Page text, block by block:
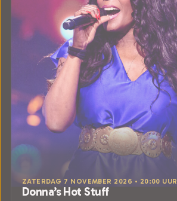
ZATERDAG 7 NOVEMBER 2026 • 20:00 UUR
Donna’s Hot Stuff